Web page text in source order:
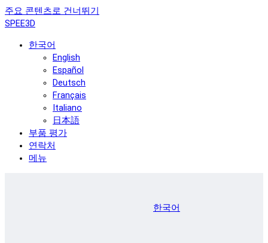
주요 콘텐츠로 건너뛰기
SPEE3D
한국어
English
Español
Deutsch
Français
Italiano
日本語
부품 평가
연락처
메뉴
한국어